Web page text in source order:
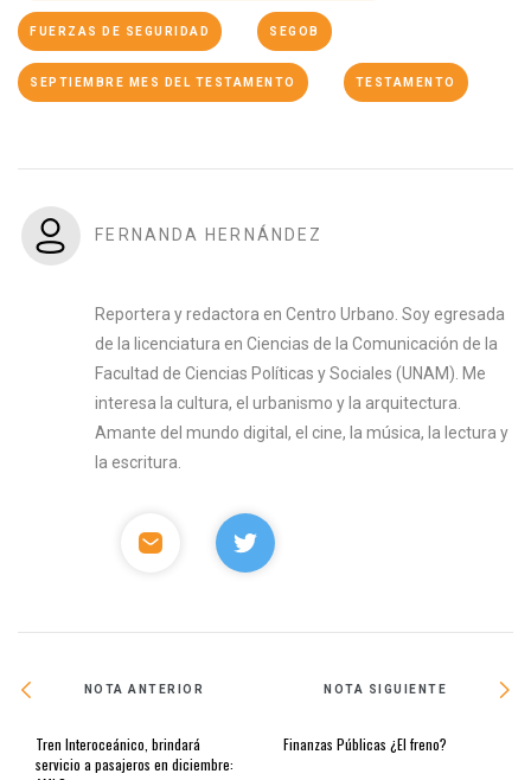
FUERZAS DE SEGURIDAD SEGOB
SEPTIEMBRE MES DEL TESTAMENTO TESTAMENTO
FERNANDA HERNÁNDEZ
Reportera y redactora en Centro Urbano. Soy egresada
de la licenciatura en Ciencias de la Comunicación de la
Facultad de Ciencias Políticas y Sociales (UNAM). Me
interesa la cultura, el urbanismo y la arquitectura.
Amante del mundo digital, el cine, la música, la lectura y
la escritura.
NOTA ANTERIOR
Tren Interoceánico, brindará
servicio a pasajeros en diciembre:
NOTA SIGUIENTE
Finanzas Públicas ¿El freno?